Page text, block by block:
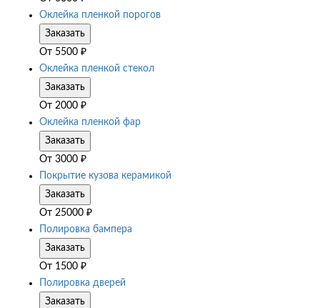
Оклейка пленкой порогов
Заказать
От 5500 ₽
Оклейка пленкой стекол
Заказать
От 2000 ₽
Оклейка пленкой фар
Заказать
От 3000 ₽
Покрытие кузова керамикой
Заказать
От 25000 ₽
Полировка бампера
Заказать
От 1500 ₽
Полировка дверей
Заказать